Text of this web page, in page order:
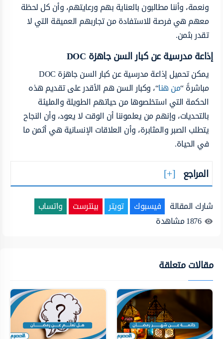
ونعمة، وأننا مطالبون بالعناية بهم ورعايتهم، وأن كل لحظة
معهم هي فرصة للاستفادة من تجاربهم العميقة التي لا
تقدر بثمن.
إذاعة مدرسية عن كبار السن جاهزة DOC
يمكن تحميل إذاعة مدرسية عن كبار السن جاهزة DOC
مباشرةً “من هنا“، وكبار السن هم الأقدر على تقديم هذه
الحكمة التي استخلصوها من حياتهم الطويلة والمليئة
بالتحديات، وإنهم من يعلموننا أن الوقت لا يعود، وأن النجاح
يتطلب الصبر والمثابرة، وأن العلاقات الإنسانية هي أثمن ما
في الحياة.
المراجع
شارك المقالة فيسبوك تويتر بينترست
واتساب
1876مشاهدة
مقالات متعلقة